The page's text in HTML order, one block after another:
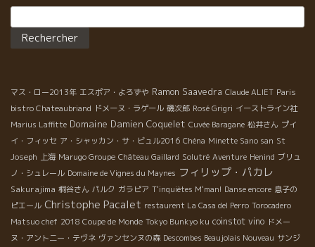
（野村ユニソン社） ☆薄めの中に特別にやさしい果実味
とミネラルを表現したスタイルも、やっぱり美味しい。 驚きのラ
デ・グリオンのニコラ・ルノー（ディオニ社）。 この二人のワイ
ンはグイグイ体に入ってしまう。 彼らのワインは感動的な美
味しいさ！！
マス・ロー2013年 エスポア・よろずや Ramon Saavedra Claude ALIET Paris
bistro Chateaubriand ドメーヌ・ラゲール 磯次郎 Rosé Grigri イーストライン社
Marius Laffitte Domaine Damien Coquelet Cuvée Baragane 松井さん プイ
イ・フィッセ ア・シャッカン・サ・ビュル2016 Chéna Minette Sano san St
Joseph 上海 Marugo Groupe Château Gaillard Solutré Aventure Henind ブリュ
ノ・シュレール Domaine de Vignes du Maynes フィリップ・パカレ
Sakurajima 桐谷さん パルク ガラピア T'inquiètes M'man! Danse encore 息子の
ピエール Christophe Pacalet restaurent La Casa del Perro Torocadero
Matsuo chef 2018 Coupe de Monde Tokyo Bunkyo ku coinstot vino ドメー
ヌ・アント二ー・テヴネ ヴァンセンヌの森 Descombes Beaujolais Nouveau サンジ